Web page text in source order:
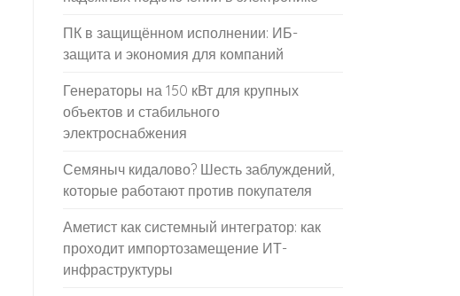
ПК в защищённом исполнении: ИБ-
защита и экономия для компаний
Генераторы на 150 кВт для крупных
объектов и стабильного
электроснабжения
Семяныч кидалово? Шесть заблуждений,
которые работают против покупателя
Аметист как системный интегратор: как
проходит импортозамещение ИТ-
инфраструктуры